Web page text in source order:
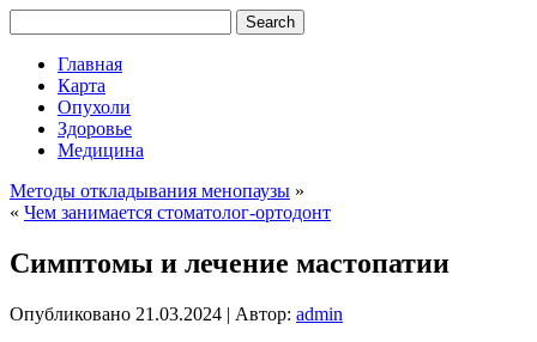
Главная
Карта
Опухоли
Здоровье
Медицина
Методы откладывания менопаузы »
« Чем занимается стоматолог-ортодонт
Симптомы и лечение мастопатии
Опубликовано 21.03.2024 | Автор: admin